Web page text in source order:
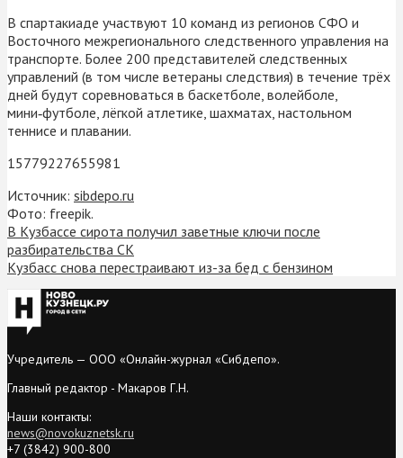
В спартакиаде участвуют 10 команд из регионов СФО и
Восточного межрегионального следственного управления на
транспорте. Более 200 представителей следственных
управлений (в том числе ветераны следствия) в течение трёх
дней будут соревноваться в баскетболе, волейболе,
мини‑футболе, лёгкой атлетике, шахматах, настольном
теннисе и плавании.
15779227655981
Источник: sibdepo.ru
Фото: freepik.
В Кузбассе сирота получил заветные ключи после
разбирательства СК
Кузбасс снова перестраивают из-за бед с бензином
Учредитель — ООО «Онлайн-журнал «Сибдепо».
Главный редактор - Макаров Г.Н.
Наши контакты:
news@novokuznetsk.ru
+7 (3842) 900-800